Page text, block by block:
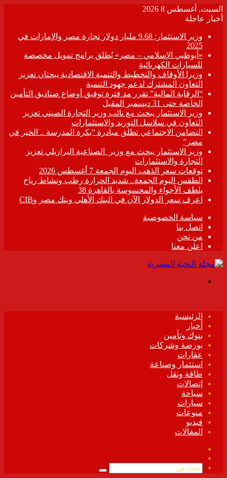
السبت, أغسطس 8 2026
أخبار عاجلة
وزير الاستثمار: 9.68 مليار دولار تجارة مصر والإمارات في
2025
«أبوظبي الإسلامي – مصر» يُطلق برامج تمويل مخصصة
للسيارات الكهربائية
وزيرا الأوقاف والتخطيط والتنمية الاقتصادية يبحثان تعزيز
التعاون المشترك لدعم جهود التنمية
“الرقابة المالية” تقرر مد فترة توفيق أوضاع صناديق التأمين
الخاصة حتى 31 ديسمبر المقبل
وزير الاستثمار يبحث مع نائب وزير التجارة الصيني تعزيز
التعاون في سلاسل التوريد والاستثمارات
التضامن الاجتماعي تطلق مبادرة “بكرة المدرسة .. الخير في
مصر”
وزير الاستثمار يبحث مع وزير الصناعية البرازيلي تعزيز
التجارة والاستثمارات
توقعات سعر الذهب اليوم الجمعة 7 أغسطس 2026
الطقس اليوم الجمعة.. شديد الحرارة رطب ونشاط رياح
يلطف الأجواء والمحسوسة بالقاهرة 38
اعرف سعر الدولار الآن في البنك الأهلي وبنك مصر وCIB
سياسة الخصوصية
اتصل بنا
من نحن
اعلن معنا
الرئيسية
أخبار
بنوك وتأمين
بورصة وشركات
عقارات
استثمار وصناعة
طاقة ونقل
إتصالات
سياحة
سيارات
منوعات
فيديو
المقالات
الموقع
بحث